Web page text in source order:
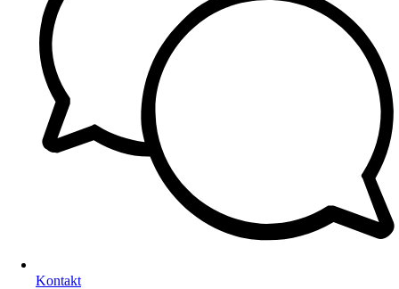
Kontakt